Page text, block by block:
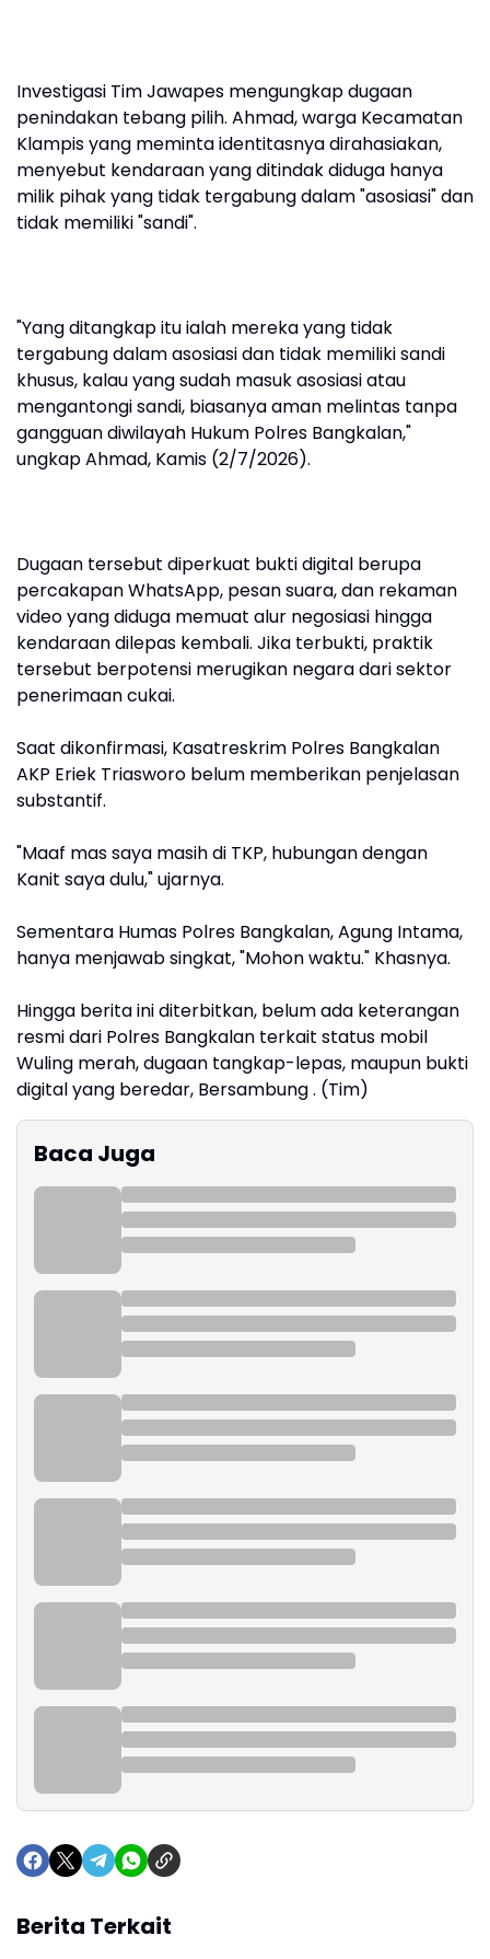
Investigasi Tim Jawapes mengungkap dugaan
penindakan tebang pilih. Ahmad, warga Kecamatan
Klampis yang meminta identitasnya dirahasiakan,
menyebut kendaraan yang ditindak diduga hanya
milik pihak yang tidak tergabung dalam "asosiasi" dan
tidak memiliki "sandi".
"Yang ditangkap itu ialah mereka yang tidak
tergabung dalam asosiasi dan tidak memiliki sandi
khusus, kalau yang sudah masuk asosiasi atau
mengantongi sandi, biasanya aman melintas tanpa
gangguan diwilayah Hukum Polres Bangkalan,"
ungkap Ahmad, Kamis (2/7/2026).
Dugaan tersebut diperkuat bukti digital berupa
percakapan WhatsApp, pesan suara, dan rekaman
video yang diduga memuat alur negosiasi hingga
kendaraan dilepas kembali. Jika terbukti, praktik
tersebut berpotensi merugikan negara dari sektor
penerimaan cukai.
Saat dikonfirmasi, Kasatreskrim Polres Bangkalan
AKP Eriek Triasworo belum memberikan penjelasan
substantif.
"Maaf mas saya masih di TKP, hubungan dengan
Kanit saya dulu," ujarnya.
Sementara Humas Polres Bangkalan, Agung Intama,
hanya menjawab singkat, "Mohon waktu." Khasnya.
Hingga berita ini diterbitkan, belum ada keterangan
resmi dari Polres Bangkalan terkait status mobil
Wuling merah, dugaan tangkap-lepas, maupun bukti
digital yang beredar, Bersambung . (Tim)
Baca Juga
Berita Terkait